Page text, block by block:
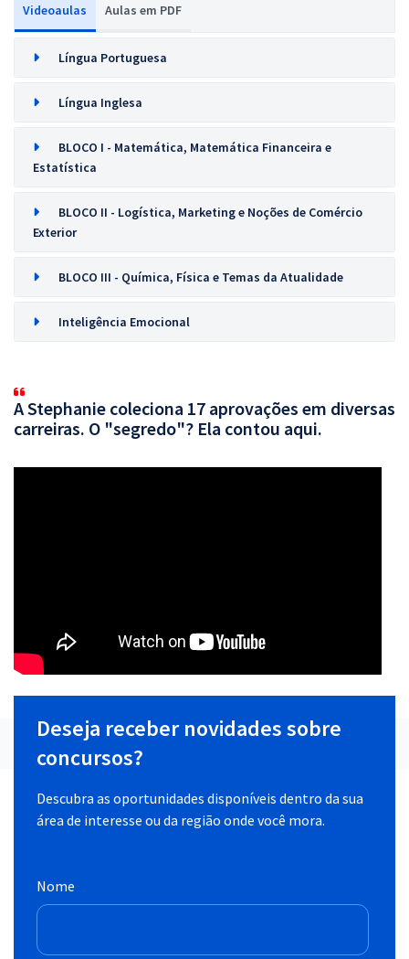
Videoaulas Aulas em PDF
Língua Portuguesa
Língua Inglesa
BLOCO I - Matemática, Matemática Financeira e
Estatística
BLOCO II - Logística, Marketing e Noções de Comércio
Exterior
BLOCO III - Química, Física e Temas da Atualidade
Inteligência Emocional
A Stephanie coleciona 17 aprovações em diversas
carreiras. O "segredo"? Ela contou aqui.
Deseja receber novidades sobre
concursos?
Descubra as oportunidades disponíveis dentro da sua
área de interesse ou da região onde você mora.
Nome